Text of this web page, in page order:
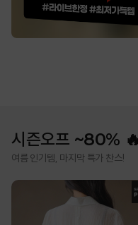
시즌오프 ~80%
여름 인기템, 마지막 특가 찬스!